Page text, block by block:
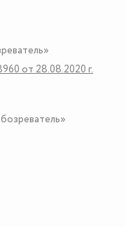
от 28.08.2020 г.